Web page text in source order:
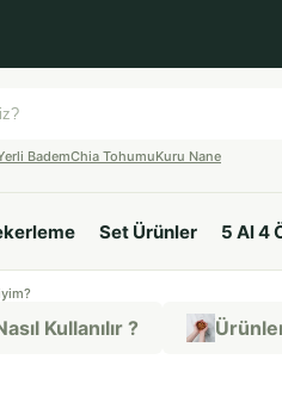
BademChia TohumuKuru Nane
Set Ürünler 5 Al 4
Kullanılır ?